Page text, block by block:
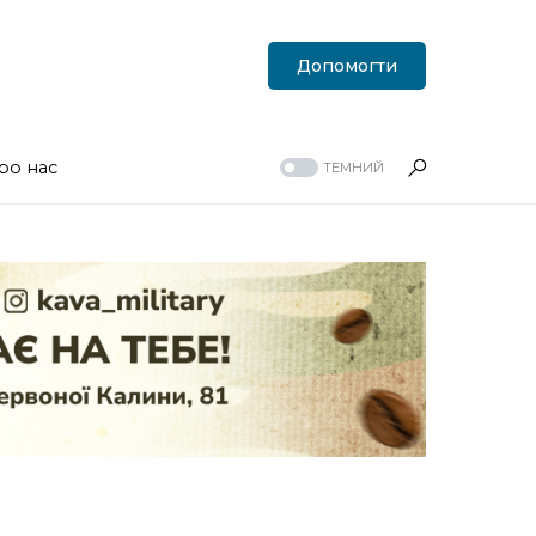
Допомогти
нас ТЕМНИЙ